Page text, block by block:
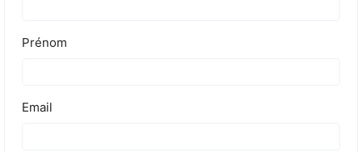
Devis